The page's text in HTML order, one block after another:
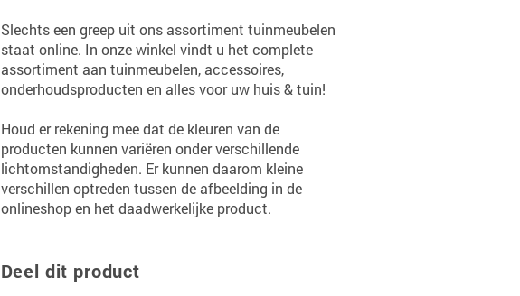
Slechts een greep uit ons assortiment tuinmeubelen
staat online. In onze winkel vindt u het complete
assortiment aan tuinmeubelen, accessoires,
onderhoudsproducten en alles voor uw huis & tuin!
Houd er rekening mee dat de kleuren van de
producten kunnen variëren onder verschillende
lichtomstandigheden. Er kunnen daarom kleine
verschillen optreden tussen de afbeelding in de
onlineshop en het daadwerkelijke product.
Deel dit product